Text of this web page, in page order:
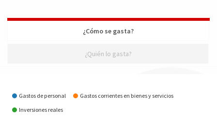
¿Cómo se gasta?
¿Quién lo gasta?
¿Cómo se gasta?
Gastos de personal
Gastos corrientes en bienes y servicios
Inversiones reales